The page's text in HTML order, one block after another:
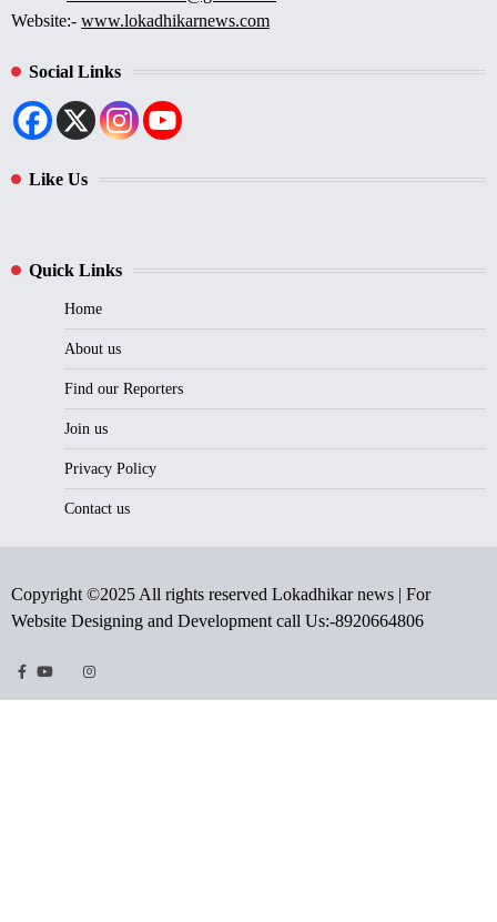
Website:- www.lokadhikarnews.com
Social Links
Like Us
Quick Links
Home
About us
Find our Reporters
Join us
Privacy Policy
Contact us
Copyright ©2025 All rights reserved Lokadhikar news | For
Website Designing and Development call Us:-8920664806
Facebook
Youtube
TwitterInstragram